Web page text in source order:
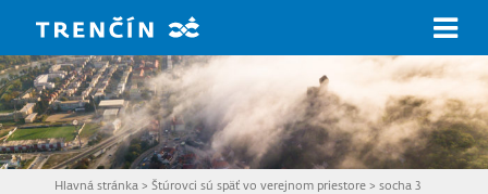
Hlavná stránka > Štúrovci sú späť vo verejnom priestore> socha 3